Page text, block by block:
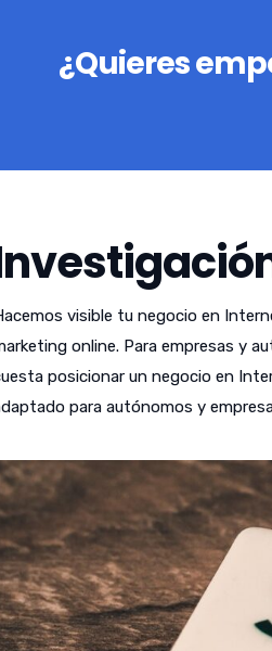
¿Quieres
visible tu negocio en
online. Para empresas y
posicionar un negocio en
para autónomos y